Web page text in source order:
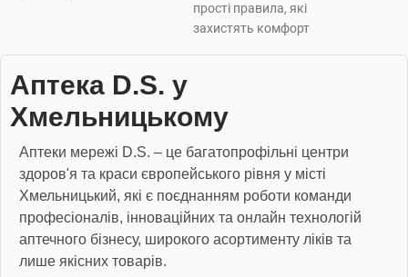
прості правила, які
захистять комфорт
Аптека D.S. у
Хмельницькому
Аптеки мережі D.S. – це багатопрофільні центри
здоров'я та краси європейського рівня у місті
Хмельницький, які є поєднанням роботи команди
професіоналів, інноваційних та онлайн технологій
аптечного бізнесу, широкого асортименту ліків та
лише якісних товарів.